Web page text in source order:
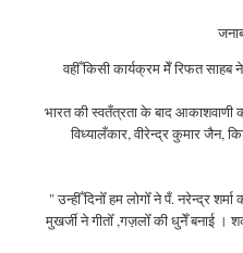
वहीँ किसी कार्यक्रम मेँ रि‍फत
भारत की स्वतँत्रता के बाद आकाशवाणी
विध्यालँकार, वीरेन्द्र कुमार जैन,
" उन्हीँ दिनोँ हम लोगोँ ने पँ. नरेन्द्र
मुखर्जी ने गीतोँ ,गज़लोँ की धुनेँ बनाई ।